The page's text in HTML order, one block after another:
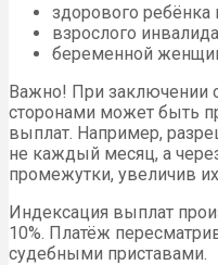
здорового ребёнка
взрослого
беременной
Важно! При заключении
сторонами может быть
выплат. Например,
не каждый месяц, а
промежутки, увеличив
Индексация выплат
10%. Платёж
судебными приставами.